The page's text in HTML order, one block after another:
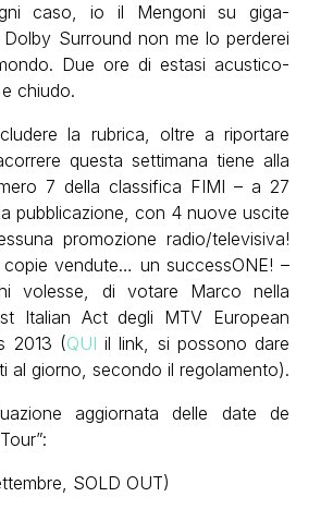
caso, io il Mengoni su giga-
Surround non me lo perderei
Due ore di estasi acustico-
chiudo.
la rubrica, oltre a riportare
questa settimana tiene alla
7 della classifica FIMI – a 27
pubblicazione, con 4 nuove uscite
promozione radio/televisiva!
vendute… un successONE! –
volesse, di votare Marco nella
Italian Act degli MTV European
2013 (QUI il link, si possono dare
al giorno, secondo il regolamento).
aggiornata delle date de
SOLD OUT)